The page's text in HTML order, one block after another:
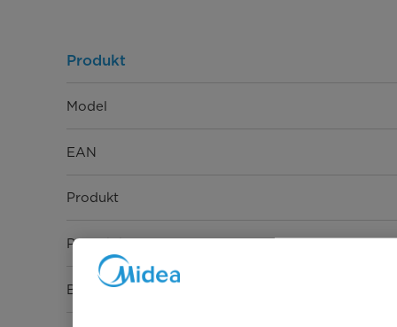
Produkt
Model
EAN
Produkt
Produktkategorie
Bauart